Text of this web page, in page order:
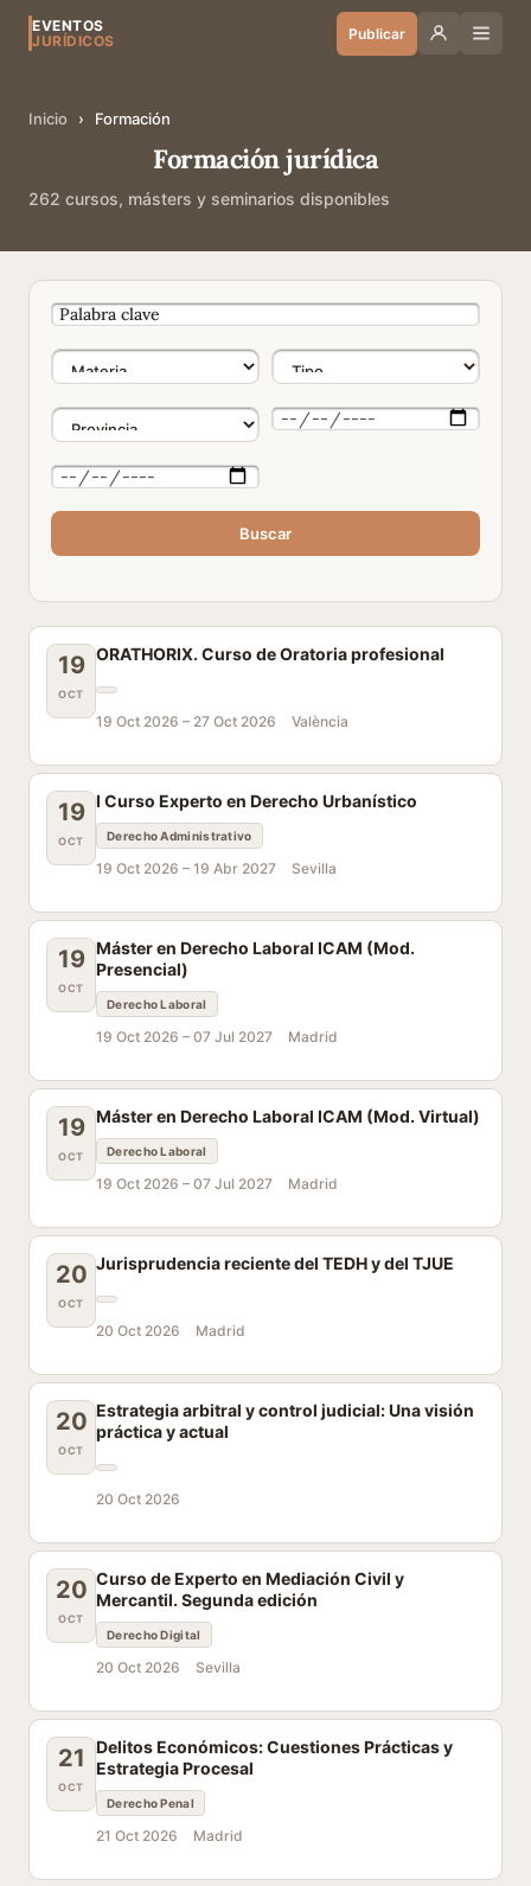
EVENTOS
JURÍDICOS
Publicar
Inicio › Formación
Formación jurídica
262 cursos, másters y seminarios disponibles
Buscar
19
OCT
ORATHORIX. Curso de Oratoria profesional
19 Oct 2026 – 27 Oct 2026 València
19
OCT
I Curso Experto en Derecho Urbanístico
Derecho Administrativo
19 Oct 2026 – 19 Abr 2027 Sevilla
19
OCT
Máster en Derecho Laboral ICAM (Mod.
Presencial)
Derecho Laboral
19 Oct 2026 – 07 Jul 2027 Madrid
19
OCT
Máster en Derecho Laboral ICAM (Mod. Virtual)
Derecho Laboral
19 Oct 2026 – 07 Jul 2027 Madrid
20
OCT
Jurisprudencia reciente del TEDH y del TJUE
20 Oct 2026 Madrid
20
OCT
Estrategia arbitral y control judicial: Una visión
práctica y actual
20 Oct 2026
20
OCT
Curso de Experto en Mediación Civil y
Mercantil. Segunda edición
Derecho Digital
20 Oct 2026 Sevilla
21
OCT
Delitos Económicos: Cuestiones Prácticas y
Estrategia Procesal
Derecho Penal
21 Oct 2026 Madrid